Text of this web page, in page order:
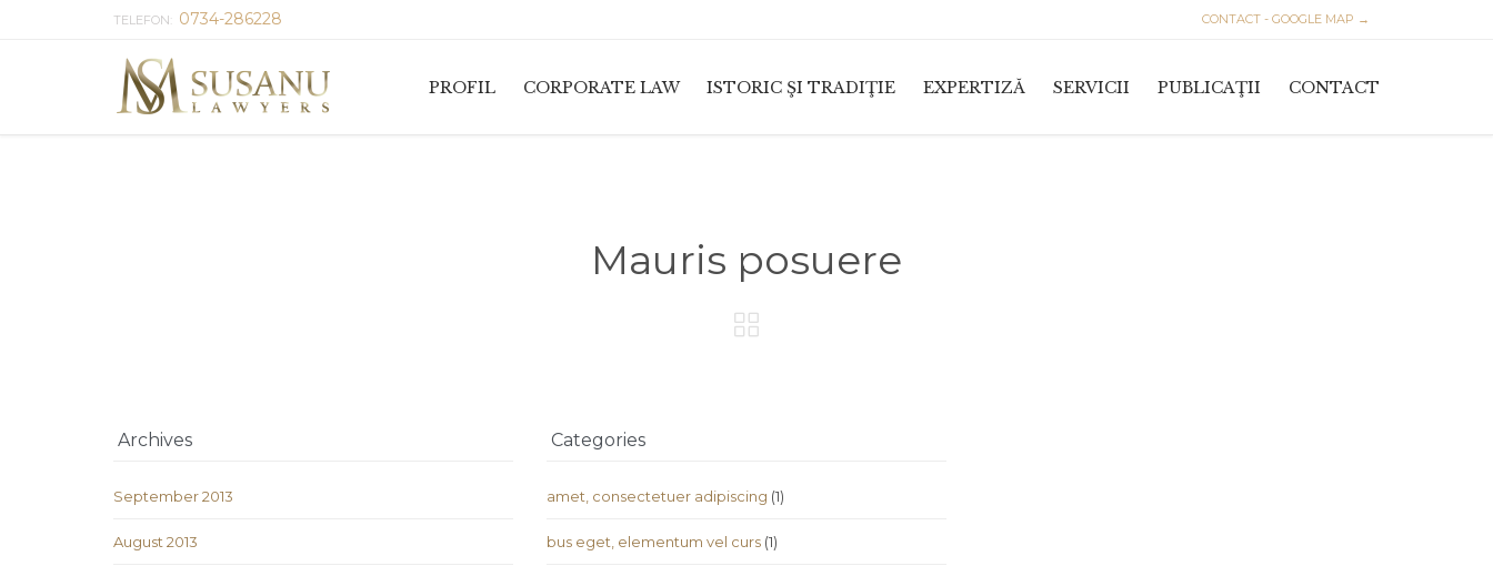
TELEFON: 0734-286228 CONTACT - GOOGLE MAP →
PROFIL CORPORATE LAW ISTORIC ŞI TRADIŢIE EXPERTIZĂ SERVICII PUBLICAŢII CONTACT
Mauris posuere

Archives
September 2013
August 2013
Categories
amet, consectetuer adipiscing (1)
bus eget, elementum vel curs (1)